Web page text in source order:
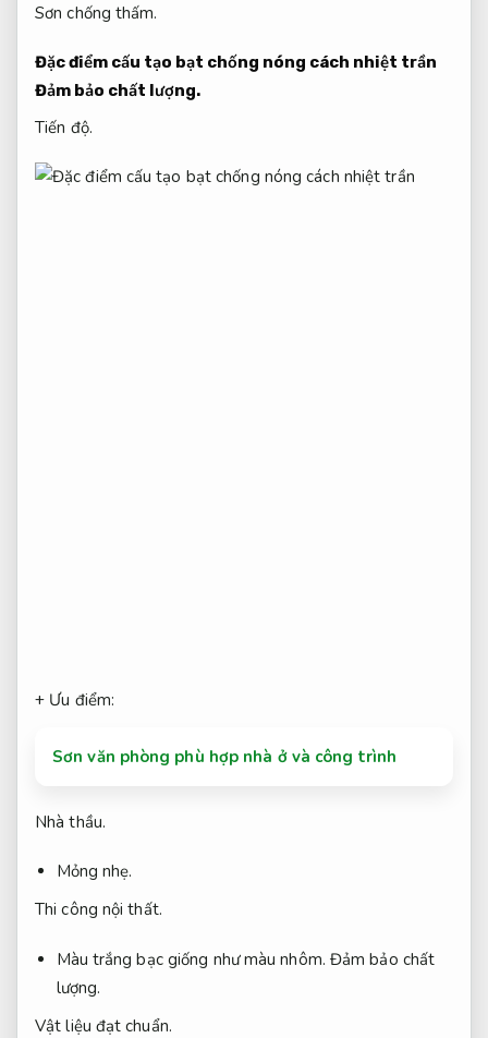
Sơn chống thấm.
Đặc điểm cấu tạo bạt chống nóng cách nhiệt trần
Đảm bảo chất lượng.
Tiến độ.
+ Ưu điểm:
Sơn văn phòng phù hợp nhà ở và công trình
Nhà thầu.
Mỏng nhẹ.
Thi công nội thất.
Màu trắng bạc giống như màu nhôm. Đảm bảo chất
lượng.
Vật liệu đạt chuẩn.